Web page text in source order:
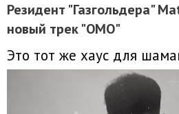
Резидент "Газгольдера"
новый трек "ОМО"
Это тот же хаус для